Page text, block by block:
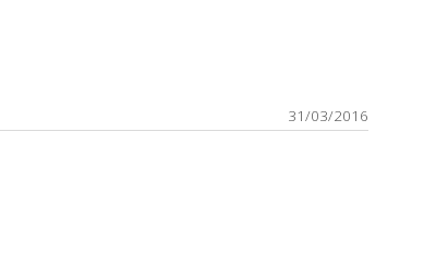
31/03/2016